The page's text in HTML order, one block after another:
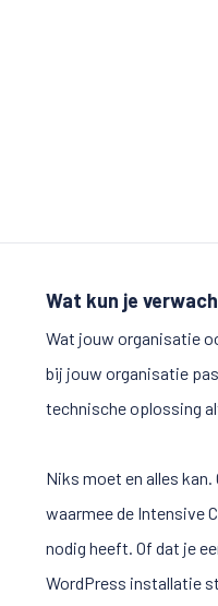
Wat kun je
Wat jouw organisatie
bij jouw organisatie
technische oplossing
Niks moet en alles
waarmee de Intensive
nodig heeft. Of dat je
WordPress installatie